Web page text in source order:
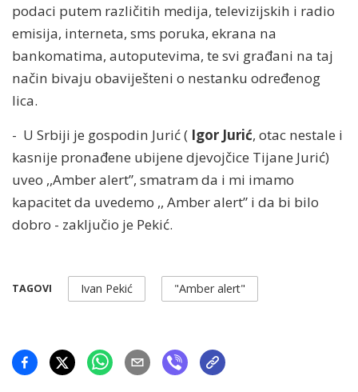
podaci putem različitih medija, televizijskih i radio
emisija, interneta, sms poruka, ekrana na
bankomatima, autoputevima, te svi građani na taj
način bivaju obaviješteni o nestanku određenog
lica.
- U Srbiji je gospodin Jurić ( Igor Jurić, otac nestale i
kasnije pronađene ubijene djevojčice Tijane Jurić)
uveo ,,Amber alert”, smatram da i mi imamo
kapacitet da uvedemo ,, Amber alert” i da bi bilo
dobro - zaključio je Pekić.
TAGOVI Ivan Pekić "Amber alert"